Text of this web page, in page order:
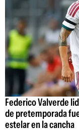
Federico Valverde
de pretemporada
estelar en la cancha